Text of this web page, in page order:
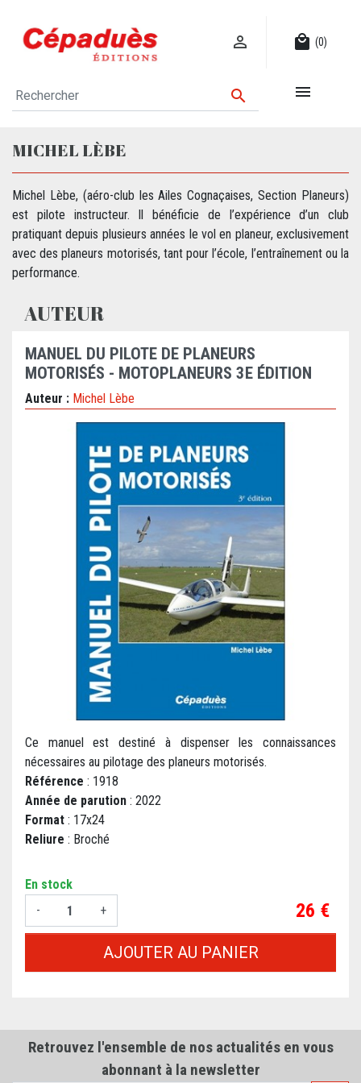
 local_mall (0)
 
MICHEL LÈBE
Michel Lèbe, (aéro-club les Ailes Cognaçaises, Section Planeurs)
est pilote instructeur. Il bénéficie de l’expérience d’un club
pratiquant depuis plusieurs années le vol en planeur, exclusivement
avec des planeurs motorisés, tant pour l’école, l’entraînement ou la
performance.
AUTEUR
MANUEL DU PILOTE DE PLANEURS
MOTORISÉS - MOTOPLANEURS 3E ÉDITION
Auteur : Michel Lèbe
Ce manuel est destiné à dispenser les connaissances
nécessaires au pilotage des planeurs motorisés.
Référence : 1918
Année de parution : 2022
Format : 17x24
Reliure : Broché
En stock
-
+ Prix
26 €
AJOUTER AU PANIER
Retrouvez l'ensemble de nos actualités en vous
abonnant à la newsletter